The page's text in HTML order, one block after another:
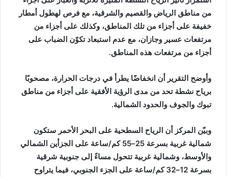
من مناطق الرياض والقصيم والشرقية، مع فرص لهطول أمطار
خفيفة على أجزاء من تلك المناطق، وكذلك على أجزاء من
مرتفعات عسير وجازان، مع عدم استبعاد تكوّن الضباب على
أجزاء من مرتفعات هذه المناطق.
وأوضح التقرير أن انخفاضًا يطرأ في درجات الحرارة، مصحوبًا
برياح نشطة تحد من مدى الرؤية الأفقية على أجزاء من مناطق
تبوك والجوف والحدود الشمالية.
وبيّن المركز أن الرياح السطحية على البحر الأحمر ستكون
شمالية غربية بسرعة 25–55 كم/ساعة على الجزأين الشمالي
والأوسط، وشمالية غربية تتحول مساءً إلى جنوبية شرقية
بسرعة 12–32 كم/ساعة على الجزء الجنوبي، فيما يتراوح